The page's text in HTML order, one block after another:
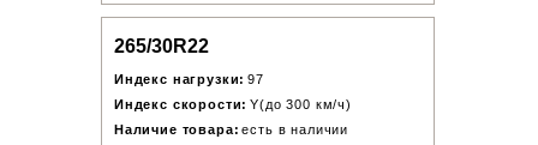
265/30R22
Индекс нагрузки: 97
Индекс скорости: Y(до 300 км/ч)
Наличие товара: есть в наличии